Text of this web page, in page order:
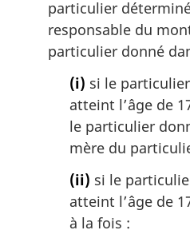
particulier
responsable du
particulier donné
(i) si le
atteint l’âge de
le particulier
mère du
(ii) si le
atteint l’âge de
à la fois :